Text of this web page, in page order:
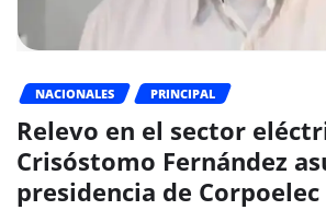
NACIONALES PRINCIPAL
Relevo en el sector
Crisóstomo Fernández
presidencia de Corpoelec